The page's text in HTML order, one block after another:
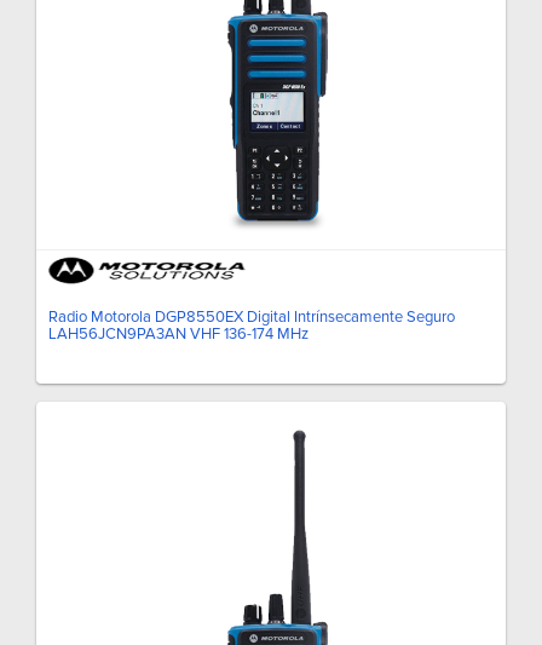
Radio Motorola DGP8550EX Digital Intrínsecamente Seguro
LAH56JCN9PA3AN VHF 136-174 MHz